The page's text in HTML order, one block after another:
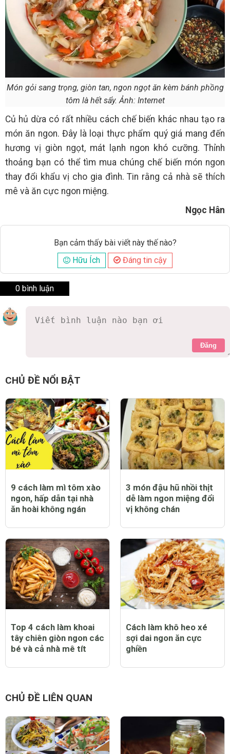
Món gỏi sang trọng, giòn tan, ngon ngọt ăn kèm bánh phồng
tôm là hết sẩy. Ảnh: Internet
Củ hủ dừa có rất nhiều cách chế biến khác nhau tạo ra
món ăn ngon. Đây là loại thực phẩm quý giá mang đến
hương vị giòn ngọt, mát lạnh ngon khó cưỡng. Thỉnh
thoảng bạn có thể tìm mua chúng chế biến món ngon
thay đổi khẩu vị cho gia đình. Tin rằng cả nhà sẽ thích
mê và ăn cực ngon miệng.
Ngọc Hân
Bạn cảm thấy bài viết này thế nào?
Hữu Ích
Đáng tin cậy
0 bình luận
Đăng
CHỦ ĐỀ NỔI BẬT
9 cách làm mì tôm xào
ngon, hấp dẫn tại nhà
ăn hoài không ngán
3 món đậu hũ nhồi thịt
dễ làm ngon miệng đổi
vị không chán
Top 4 cách làm khoai
tây chiên giòn ngon các
bé và cả nhà mê tít
Cách làm khô heo xé
sợi dai ngon ăn cực
ghiền
CHỦ ĐỀ LIÊN QUAN